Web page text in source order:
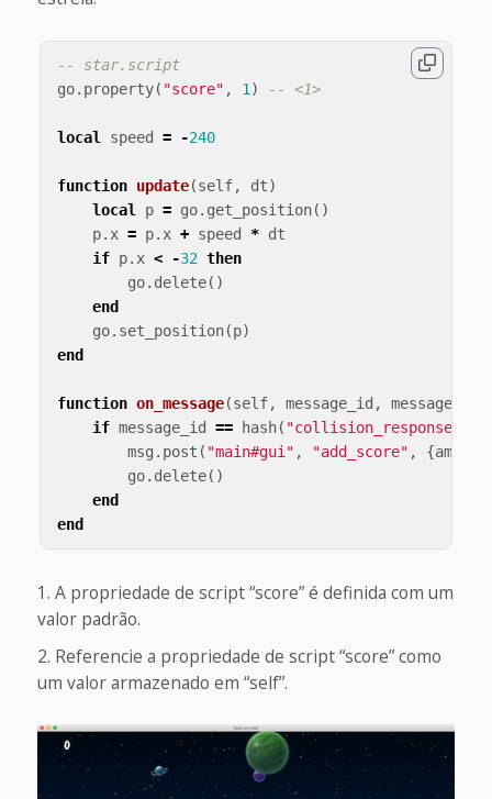
-- star.script
go. property( "score" , 1) -- <1>
local speed = -240
function update(self, dt)
local p = go. get_position()
p.x = p.x + speed * dt
if p.x < -32 then
go. delete()
end
go. set_position(p)
end
function on_message(self, message_id , message
if message_id == hash( "collision_response"
msg . post ( "main#gui" , "add_score" , {amount
go. delete()
end
end
A propriedade de script “score” é definida com um
valor padrão.
Referencie a propriedade de script “score” como
um valor armazenado em “self”.